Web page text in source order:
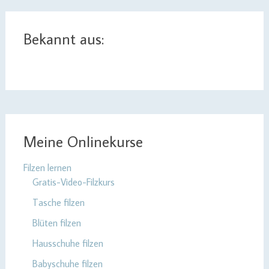
Bekannt aus:
Meine Onlinekurse
Filzen lernen
Gratis-Video-Filzkurs
Tasche filzen
Blüten filzen
Hausschuhe filzen
Babyschuhe filzen